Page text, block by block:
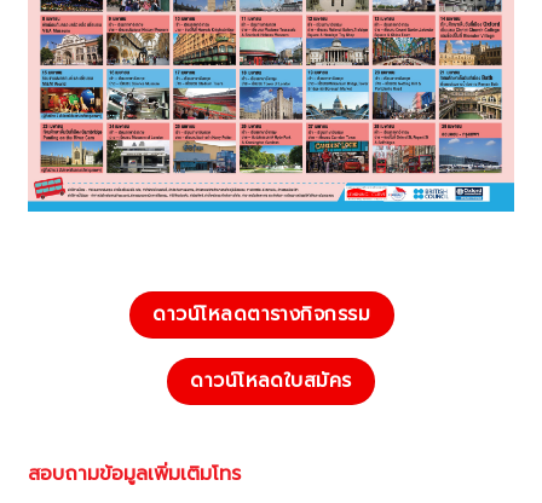
ดาวน์โหลดตารางกิจกรรม
ดาวน์โหลดใบสมัคร
สอบถามข้อมูลเพิ่มเติมโทร